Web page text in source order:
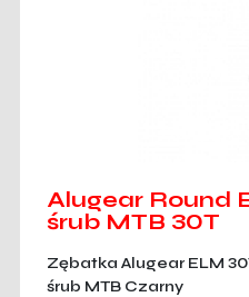
Alugear Round
śrub MTB 30T
Zębatka Alugear ELM
śrub MTB Czarny